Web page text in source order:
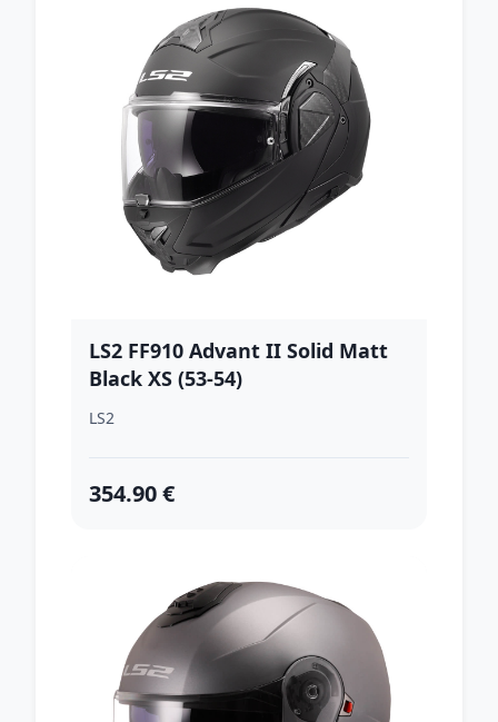
LS2 FF910 Advant II Solid Matt
Black XS (53-54)
LS2
354.90 €